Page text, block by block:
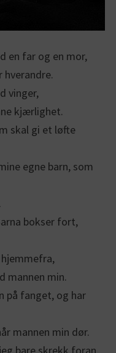
en far og en mor,
vinger,
kjærlighet.
skal gi et løfte
egne barn, som
bokser fort,
mannen min.
på fanget, og har
mannen min dør.